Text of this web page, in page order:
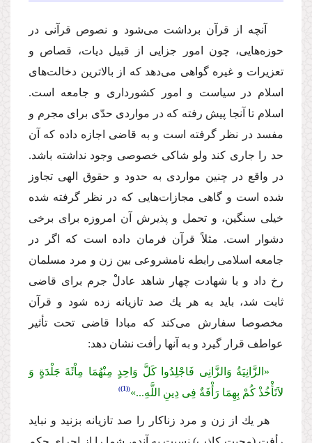
آنچه از قرآن برداشت مى‌شود و نصوص قرآنى در
حوزه‌هایى، چون امور جزایى از قبیل دیات، قصاص و
تعزیرات و غیره گواهى مى‌دهد كه از بالاترین دخالت‌هاى
اسلام در سیاست و امور كشوردارى و جامعه است.
اسلام تا آنجا پیش رفته كه در مواردى حدّى براى مجرم و
مفسد در نظر گرفته است و به قاضى اجازه داده كه آن
حد را جارى كند ولو شاكى خصوصى وجود نداشته باشد.
در واقع در چنین مواردى به حدود و حقوق الهى تجاوز
شده است و گاهى مجازات‌هایى كه در نظر گرفته شده
خیلى سنگین، و تحمل و پذیرش آن امروزه براى برخى
دشوار است. مثلاً قرآن فرمان داده است كه اگر در
جامعه اسلامى رابطه نامشروعى بین زن و مرد مسلمان
رخ داد و با شهادت چهار شاهد عادلْ جرم براى قاضى
ثابت شد، باید به هر یك صد تازیانه زده شود و قرآن
مخصوصا سفارش مى‌كند كه مبادا قاضى تحت تأثیر
عواطف قرار گیرد و به آنها رأفت نشان دهد:
«الزَّانِیَةُ وَالزَّانِى فَاجْلِدُوا كَلَّ وَاحِدٍ مِنْهُمَا مِاْئَةَ جَلْدَةٍ وَ
لاَتَأْخُذْ كُمْ بِهِمَا رَأْفَةٌ فِى دِینِ اللَّهِ...» (1)
هر یك از زن و مرد زناكار را صد تازیانه بزنید و نباید